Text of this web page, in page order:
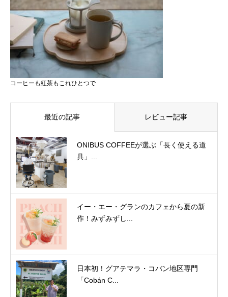
コーヒーも紅茶もこれひとつで
最近の記事 レビュー記事
ONIBUS COFFEEが選ぶ「長く使える道
具」...
イー・エー・グランのカフェから夏の新
作！みずみずし...
日本初！グアテマラ・コバン地区専門
「Cobán C...